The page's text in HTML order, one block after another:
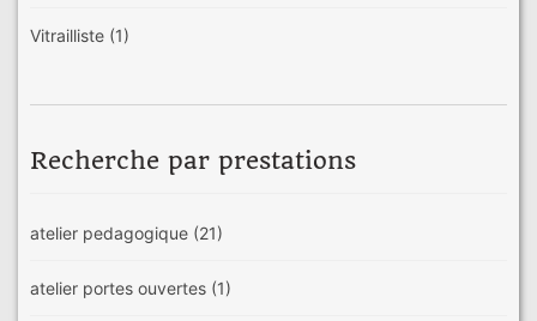
Vitrailliste (1)
Recherche par prestations
atelier pedagogique (21)
atelier portes ouvertes (1)